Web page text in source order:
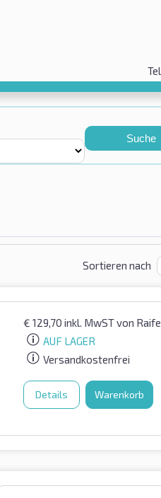
Suche
Sortieren nach
€ 129,70 inkl. MwSTvon
AUF LAGER
Versandkostenfrei
Details Warenkorb